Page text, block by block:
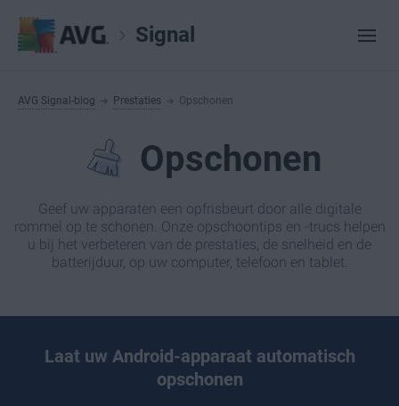
Signal
AVG Signal-blog Prestaties Opschonen
Opschonen
Geef uw apparaten een opfrisbeurt door alle digitale
rommel op te schonen. Onze opschoontips en -trucs helpen
u bij het verbeteren van de prestaties, de snelheid en de
batterijduur, op uw computer, telefoon en tablet.
Laat uw Android-apparaat automatisch
opschonen